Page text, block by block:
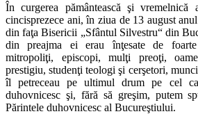
În curgerea pământească şi
cincisprezece ani, în ziua de 13 august
din faţa Bisericii „Sfântul Silvestru“ din
din preajma ei erau înţesate de
mitropoliţi, episcopi, mulţi preoţi,
prestigiu, studenţi teologi şi cerşetori,
îl petreceau pe ultimul drum pe cel
duhovnicesc şi, fără să greşim, putem
Părintele duhovnicesc al Bucureştiului.